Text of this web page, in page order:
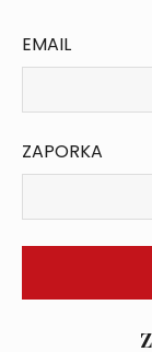
EMAIL
ZAPORKA